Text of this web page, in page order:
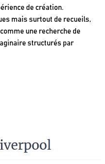
de création.
mais surtout de recueils,
une recherche de
structurés par